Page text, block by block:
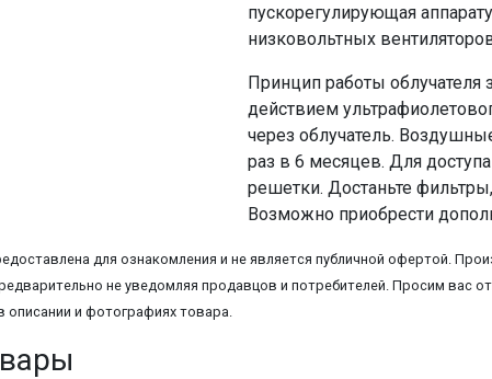
пускорегулирующая
низковольтных
Принцип работы
действием
через облучатель.
раз в 6 месяцев. Для
решетки. Достаньте
Возможно приобрести
для ознакомления и не является публичной офертой.
не уведомляя продавцов и потребителей. Просим вас
и фотографиях товара.